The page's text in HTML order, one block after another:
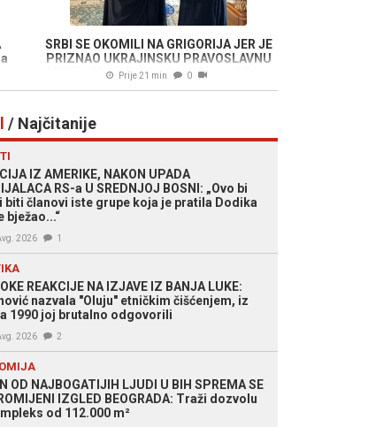
SRBI SE OKOMILI NA GRIGORIJA JER JE
PRIZNAO UKRAJINSKU PRAVOSLAVNU
CRKVU: Medojević poziva Sinod SPC-a
Prije 21 min 0
/ Najčitanije
IZ AMERIKE, NAKON UPADA
RS-a U SREDNJOJ BOSNI: „Ovo bi
biti članovi iste grupe koja je pratila Dodika
bježao...“
2026 1
REAKCIJE NA IZJAVE IZ BANJA LUKE:
nazvala "Oluju" etničkim čišćenjem, iz
1990 joj brutalno odgovorili
2026 2
OD NAJBOGATIJIH LJUDI U BIH SPREMA SE
IZGLED BEOGRADA: Traži dozvolu
od 112.000 m²